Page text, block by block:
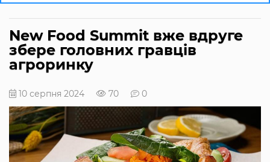
New Food Summit вже вдруге
збере головних гравців
агроринку
10 серпня 2024 70 0